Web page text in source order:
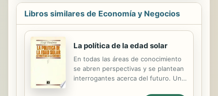
Libros similares de Economía y Negocios
La política de la edad solar
En todas las áreas de conocimiento
se abren perspectivas y se plantean
interrogantes acerca del futuro. Una